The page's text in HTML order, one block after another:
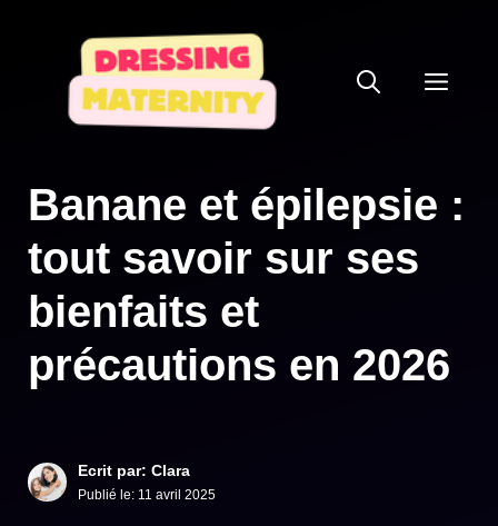
contenu
Banane et épilepsie :
tout savoir sur ses
bienfaits et
précautions en 2026
Ecrit par: Clara
Publié le: 11 avril 2025